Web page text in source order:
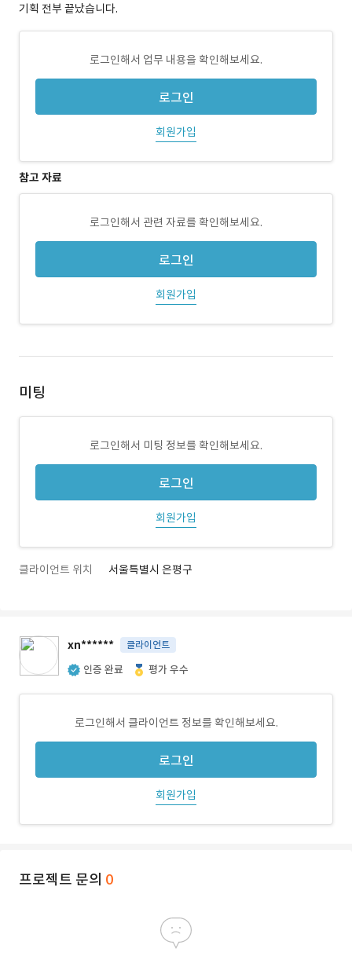
기획 전부 끝났습니다.
로그인해서 업무 내용을 확인해보세요.
로그인
회원가입
참고 자료
로그인해서 관련 자료를 확인해보세요.
로그인
회원가입
미팅
로그인해서 미팅 정보를 확인해보세요.
로그인
회원가입
클라이언트 위치 서울특별시 은평구
xn****** 클라이언트
인증 완료 평가 우수
로그인해서 클라이언트 정보를 확인해보세요.
로그인
회원가입
프로젝트 문의 0